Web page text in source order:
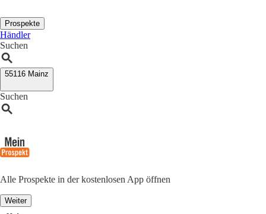
Prospekte
Händler
Suchen
55116 Mainz
Suchen
Alle Prospekte in der kostenlosen App öffnen
Weiter